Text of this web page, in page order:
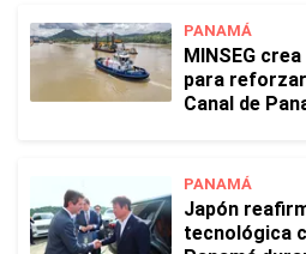
PANAMÁ
MINSEG
para
Canal de
PANAMÁ
Japón
tecnológica